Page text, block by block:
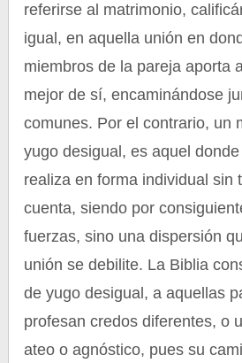
referirse al matrimonio,
igual, en aquella unión en
miembros de la pareja aporta
mejor de sí, encaminándose
comunes. Por el contrario, un
yugo desigual, es aquel
realiza en forma individual sin
cuenta, siendo por
fuerzas, sino una dispersión
unión se debilite. La Biblia
de yugo desigual, a aquellas
profesan credos diferentes, o
ateo o agnóstico, pues su